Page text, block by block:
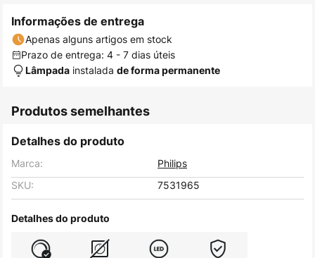
Informações de entrega
Apenas alguns artigos em stock
Prazo de entrega: 4 - 7 dias úteis
Lâmpada instalada de forma permanente
Produtos semelhantes
Detalhes do produto
Marca:
Philips
SKU:
7531965
Detalhes do produto